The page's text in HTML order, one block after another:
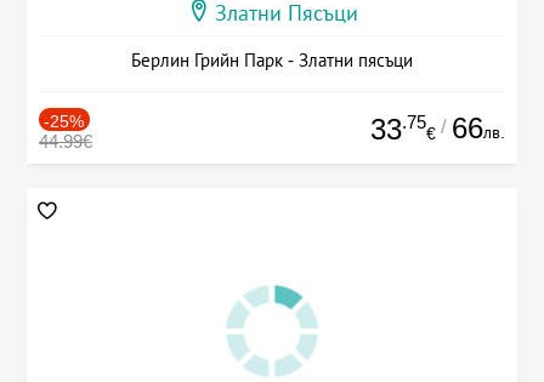
Златни Пясъци
Берлин Грийн Парк - Златни пясъци
-25%
44.99€ 33.75
€ / 66лв.